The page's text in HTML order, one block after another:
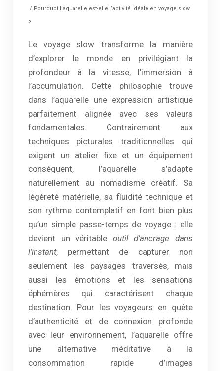
/ Pourquoi l’aquarelle est-elle l’activité idéale en voyage slow
?
Le voyage slow transforme la manière
d’explorer le monde en privilégiant la
profondeur à la vitesse, l’immersion à
l’accumulation. Cette philosophie trouve
dans l’aquarelle une expression artistique
parfaitement alignée avec ses valeurs
fondamentales. Contrairement aux
techniques picturales traditionnelles qui
exigent un atelier fixe et un équipement
conséquent, l’aquarelle s’adapte
naturellement au nomadisme créatif. Sa
légèreté matérielle, sa fluidité technique et
son rythme contemplatif en font bien plus
qu’un simple passe-temps de voyage : elle
devient un véritable outil d’ancrage dans
l’instant, permettant de capturer non
seulement les paysages traversés, mais
aussi les émotions et les sensations
éphémères qui caractérisent chaque
destination. Pour les voyageurs en quête
d’authenticité et de connexion profonde
avec leur environnement, l’aquarelle offre
une alternative méditative à la
consommation rapide d’images